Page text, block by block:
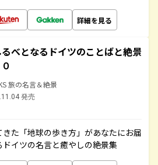
詳細を見る
べとなるドイツのことばと絶景
旅の名言＆絶景
発売
た「地球の歩き方」があなたにお届
イツの名言と癒やしの絶景集